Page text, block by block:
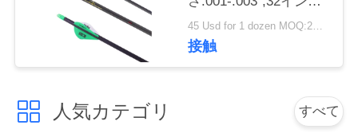
を
軽量 5mm 超標的と狩
猟矢
45 Usd for 1 dozen MOQ:2ダース
接触
人気カテゴリ すべて